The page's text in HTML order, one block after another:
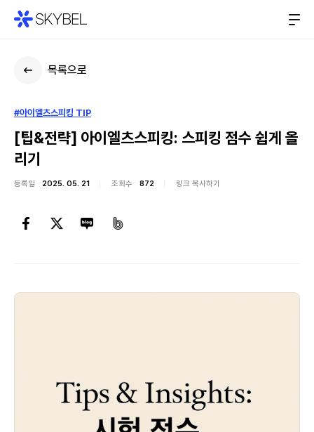
목록으로
#아이엘츠스피킹 TIP
[팁&전략] 아이엘츠스피킹: 스피킹 점수 쉽게 올
리기
등록일 2025. 05. 21 조회수 872 링크 복사하기